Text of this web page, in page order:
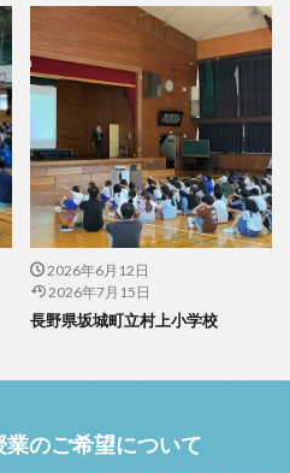
2026年6月12日
2026年7月15日
長野県坂城町立村上小学校
のご希望について